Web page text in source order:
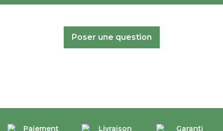
Poser une question